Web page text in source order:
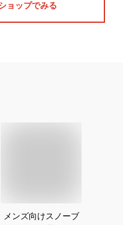
ョップでみる
メンズ向けスノーブ